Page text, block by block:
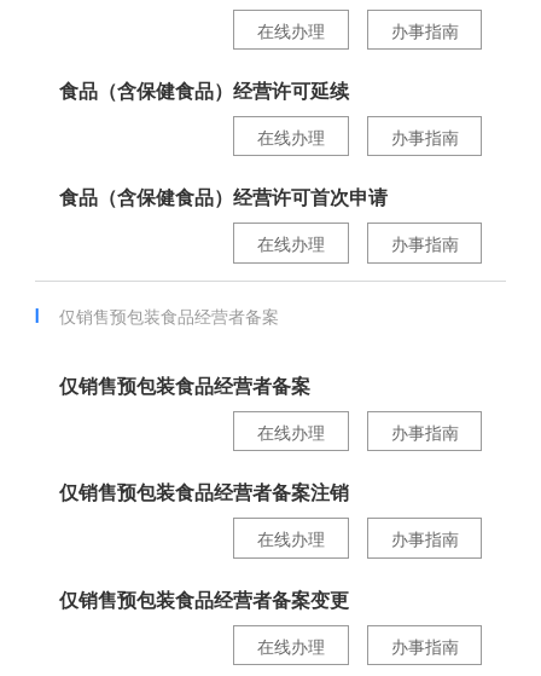
办事指南
在线办理
食品（含保健食品）经营许可延续
办事指南
在线办理
食品（含保健食品）经营许可首次申请
办事指南
在线办理
仅销售预包装食品经营者备案
仅销售预包装食品经营者备案
办事指南
在线办理
仅销售预包装食品经营者备案注销
办事指南
在线办理
仅销售预包装食品经营者备案变更
办事指南
在线办理